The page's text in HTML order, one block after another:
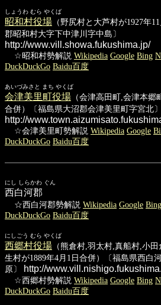
しょうわ むら やくば
昭和村役場 （野尻村と大芦村が1927年
郡昭和村大字下中津川字中島〕
http://www.vill.showa.fukushima.jp/
☆昭和村勢解説 Wikipedia Google Bing
DuckDuckGo Baidu百度
あいづみさと まち やくば
会津美里町役場 （会津高田町,会津本郷
合併）〔福島県大沼郡会津美里町字宮北〕
http://
☆会津美里町勢解説 Wikipedia Google
DuckDuckGo Baidu百度
にし しらかわ ぐん
西白河郡
☆西白河郡勢解説 Wikipedia Google Bing
DuckDuckGo Baidu百度
にしごう むら やくば
西郷村役場 （熊倉村,羽太村,真船村,小
生村が1889年4月1日合併）〔福島県西白
原〕
http://
☆西郷村勢解説 Wikipedia Google Bing
DuckDuckGo Baidu百度